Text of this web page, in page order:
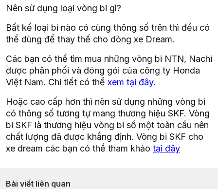
Nên sử dụng loại vòng bi gì?
Bất kể loại bi nào có cùng thông số trên thì đều có
thể dùng để thay thế cho dòng xe Dream.
Các bạn có thể tìm mua những vòng bi NTN, Nachi
được phân phối và đóng gói của công ty Honda
Việt Nam. Chi tiết có thể xem tại đây.
Hoặc cao cấp hơn thì nên sử dụng những vòng bi
có thông số tương tự mang thương hiệu SKF. Vòng
bi SKF là thương hiệu vòng bi số một toàn cầu nên
chất lượng đã được khẳng định. Vòng bi SKF cho
xe dream các bạn có thể tham khảo tại đây
Bài viết liên quan